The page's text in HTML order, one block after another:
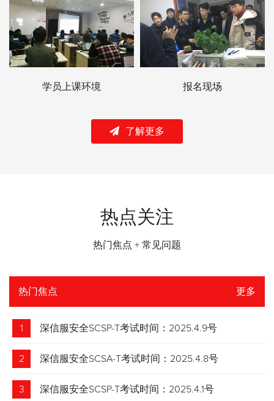
学员上课环境 报名现场
了解更多
热点关注
热门焦点 + 常见问题
热门焦点 更多
1 深信服安全SCSP-T考试时间：2025.4.9号
2 深信服安全SCSA-T考试时间：2025.4.8号
3 深信服安全SCSP-T考试时间：2025.4.1号